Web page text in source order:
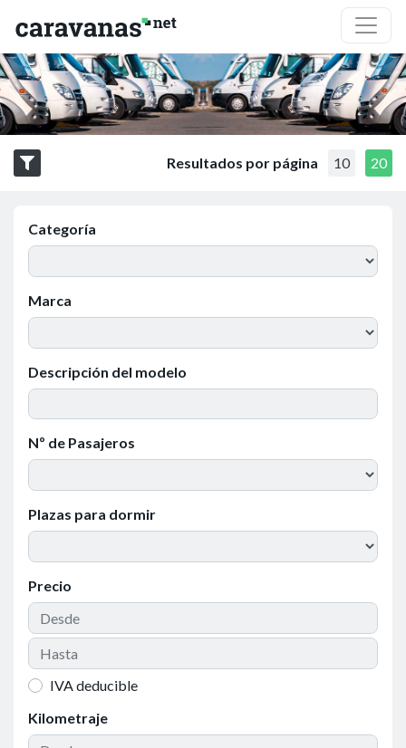
Resultados por página 10 20
Categoría
Marca
Descripción del modelo
Nº de Pasajeros
Plazas para dormir
Precio
IVA deducible
Kilometraje